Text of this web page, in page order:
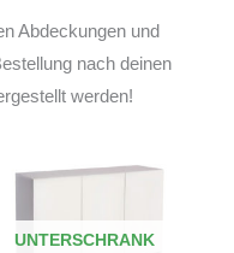
Abdeckungen und
nach deinen
werden!
UNTERSCHRANK